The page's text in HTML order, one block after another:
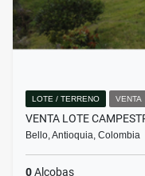
LOTE / TERRENO VENTA
VENTA LOTE
Bello, Antioquia, Colombia
0Alcobas